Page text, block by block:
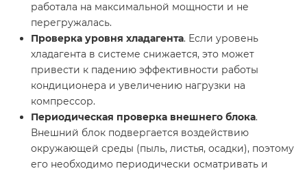
работала на максимальной мощности и не
перегружалась.
Проверка уровня хладагента. Если уровень
хладагента в системе снижается, это может
привести к падению эффективности работы
кондиционера и увеличению нагрузки на
компрессор.
Периодическая проверка внешнего блока.
Внешний блок подвергается воздействию
окружающей среды (пыль, листья, осадки), поэтому
его необходимо периодически осматривать и